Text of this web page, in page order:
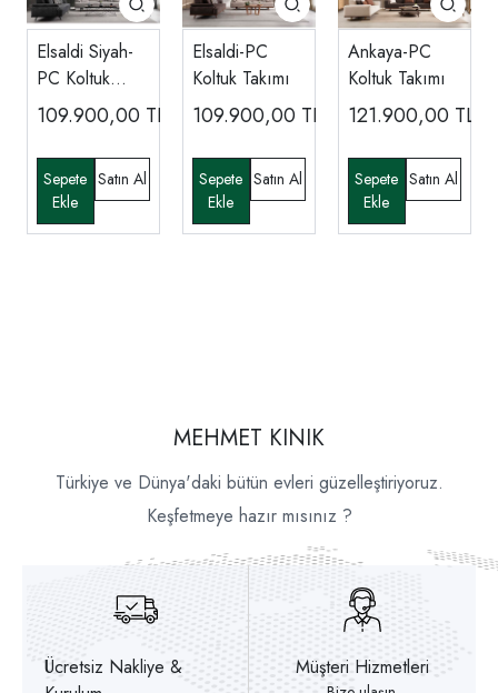
Elsaldi Siyah-
PC Koltuk
Takımı
109.900,00 TL
Elsaldi-PC
Koltuk Takımı
109.900,00 TL
Ankaya-PC
Koltuk Takımı
121.900,00 TL
MEHMET KINIK
Türkiye ve Dünya'daki bütün evleri güzelleştiriyoruz.
Keşfetmeye hazır mısınız ?
Ücretsiz Nakliye &
Müşteri Hizmetleri